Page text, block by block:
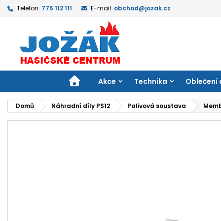
Telefon: 775 112 111 E-mail: obchod@jozak.cz
DOMŮAkce Technika Oblečení
Domů Náhradní díly PS12 Palivová soustava